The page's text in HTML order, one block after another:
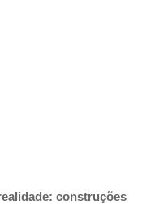
construções